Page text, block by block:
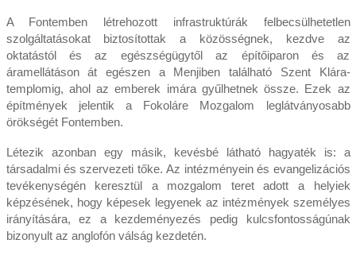
A Fontemben létrehozott infrastruktúrák felbecsülhetetlen
szolgáltatásokat biztosítottak a közösségnek, kezdve az
oktatástól és az egészségügytől az építőiparon és az
áramellátáson át egészen a Menjiben található Szent Klára-
templomig, ahol az emberek imára gyűlhetnek össze. Ezek az
építmények jelentik a Fokoláre Mozgalom leglátványosabb
örökségét Fontemben.
Létezik azonban egy másik, kevésbé látható hagyaték is: a
társadalmi és szervezeti tőke. Az intézményein és evangelizációs
tevékenységén keresztül a mozgalom teret adott a helyiek
képzésének, hogy képesek legyenek az intézmények személyes
irányítására, ez a kezdeményezés pedig kulcsfontosságúnak
bizonyult az anglofón válság kezdetén.